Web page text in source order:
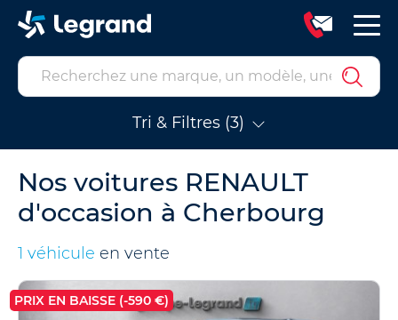
Tri & Filtres (3)
Nos voitures RENAULT
d'occasion à Cherbourg
1 véhicule en vente
PRIX EN BAISSE (-590 €)